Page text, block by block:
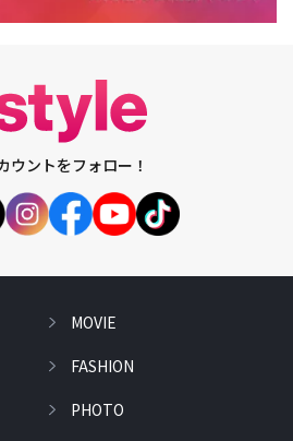
ウントをフォロー！
MOVIE
FASHION
PHOTO